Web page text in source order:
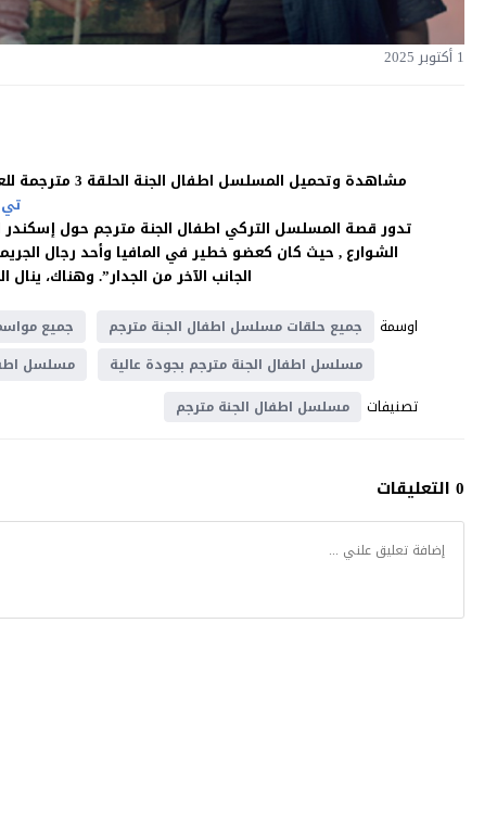
1 أكتوبر 2025
مشاهدة وتحميل المسلسل اطفال الجنة الحلقة 3 مترجمة للعربية بجودة غالية اون لاين HD بدون اعلانات على موقع
تدور قصة المسلسل التركي اطفال الجنة مترجم حول
الشوارع , حيث كان كعضو خطير في المافيا وأحد رجال
الجانب الآخر من الجدار”. وهناك،
اوسمة
جميع حلقات مسلسل اطفال الجنة مترجم
جميع
مسلسل اطفال الجنة مترجم بجودة عالية
مسلسل
تصنيفات مسلسل اطفال الجنة مترجم
0 التعليقات